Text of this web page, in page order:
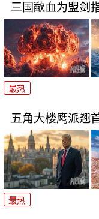
三国歃血为盟剑
最热
五角大楼鹰派翘
最热